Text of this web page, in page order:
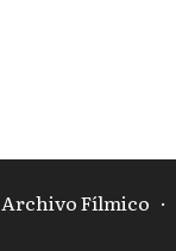
Archivo Fílmico ·